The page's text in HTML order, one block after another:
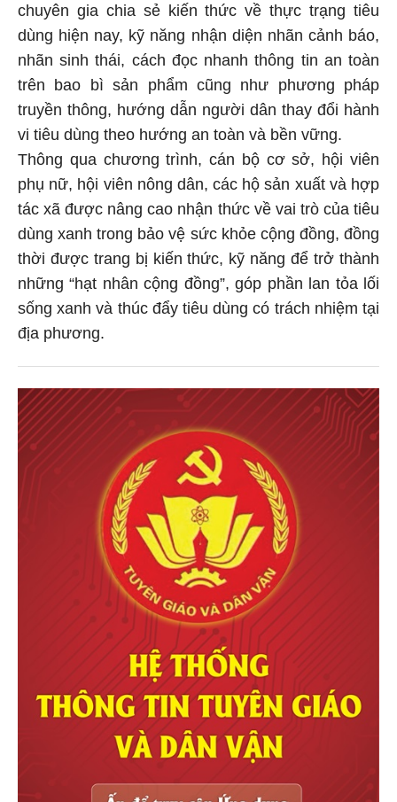
chuyên gia chia sẻ kiến thức về thực trạng tiêu
dùng hiện nay, kỹ năng nhận diện nhãn cảnh báo,
nhãn sinh thái, cách đọc nhanh thông tin an toàn
trên bao bì sản phẩm cũng như phương pháp
truyền thông, hướng dẫn người dân thay đổi hành
vi tiêu dùng theo hướng an toàn và bền vững.
Thông qua chương trình, cán bộ cơ sở, hội viên
phụ nữ, hội viên nông dân, các hộ sản xuất và hợp
tác xã được nâng cao nhận thức về vai trò của tiêu
dùng xanh trong bảo vệ sức khỏe cộng đồng, đồng
thời được trang bị kiến thức, kỹ năng để trở thành
những “hạt nhân cộng đồng”, góp phần lan tỏa lối
sống xanh và thúc đẩy tiêu dùng có trách nhiệm tại
địa phương.